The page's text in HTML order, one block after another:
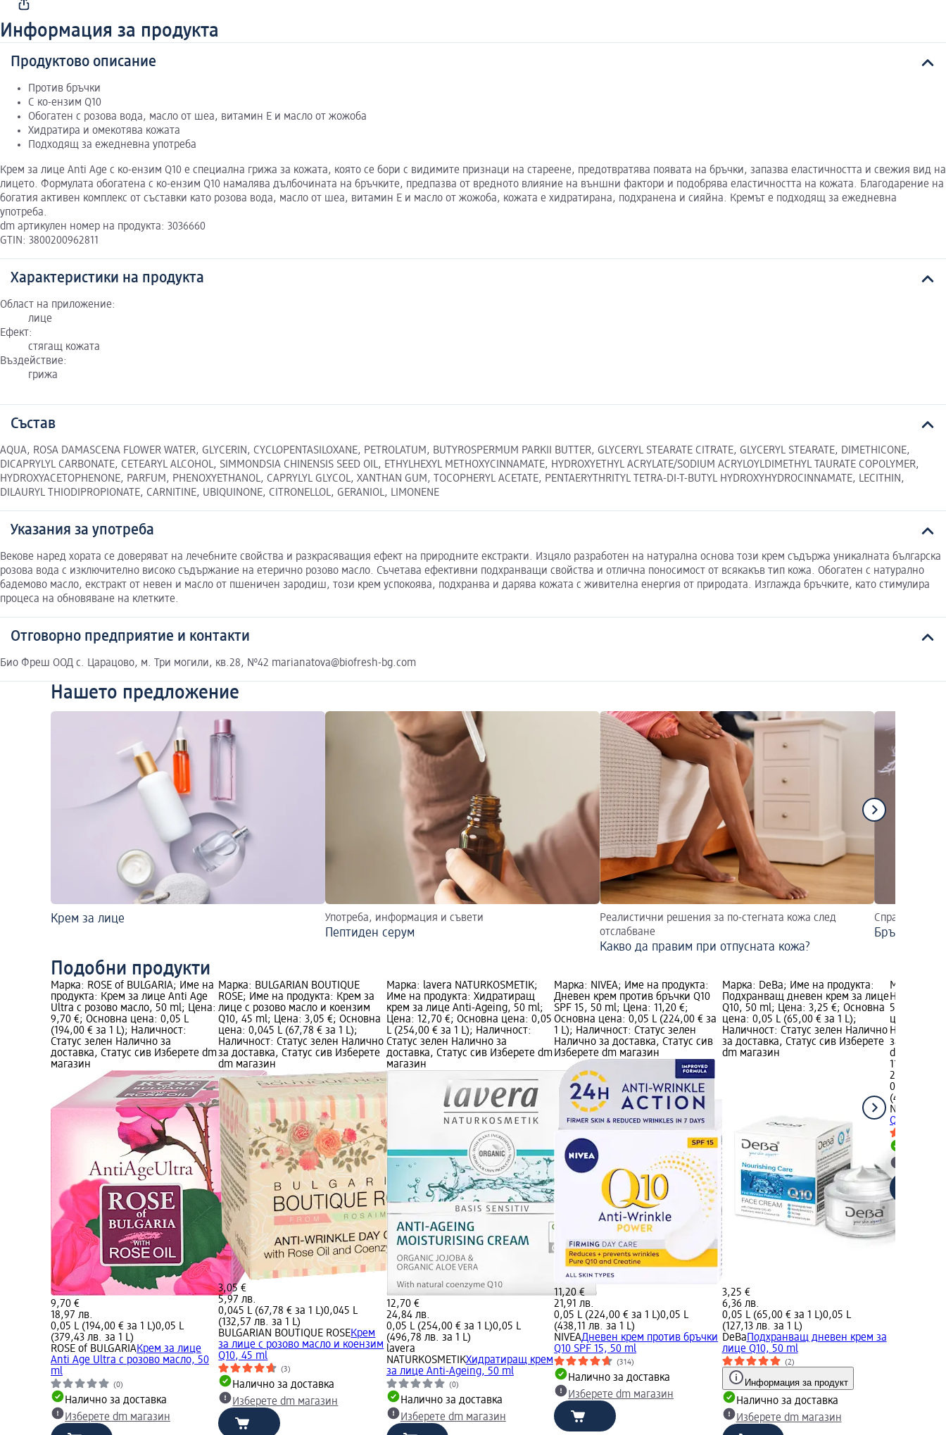
Информация за продукта
Продуктово описание
Против бръчки
С ко-ензим Q10
Обогатен с розова вода, масло от шеа, витамин Е и масло от жожоба
Хидратира и омекотява кожата
Подходящ за ежедневна употреба
Крем за лице Anti Age с ко-ензим Q10 е специална грижа за кожата, която се бори с видимите признаци на стареене, предотвратява появата на бръчки, запазва еластичността и свежия вид на
лицето. Формулата обогатена с ко-ензим Q10 намалява дълбочината на бръчките, предпазва от вредното влияние на външни фактори и подобрява еластичността на кожата. Благодарение на
богатия активен комплекс от съставки като розова вода, масло от шеа, витамин Е и масло от жожоба, кожата е хидратирана, подхранена и сияйна. Кремът е подходящ за ежедневна
употреба.
dm артикулен номер на продукта: 3036660
GTIN: 3800200962811
Характеристики на продукта
Област на приложение:
лице
Ефект:
стягащ кожата
Въздействие:
грижа
Състав
AQUA, ROSA DAMASCENA FLOWER WATER, GLYCERIN, CYCLOPENTASILOXANE, PETROLATUM, BUTYROSPERMUM PARKII BUTTER, GLYCERYL STEARATE CITRATE, GLYCERYL STEARATE, DIMETHICONE,
DICAPRYLYL CARBONATE, CETEARYL ALCOHOL, SIMMONDSIA CHINENSIS SEED OIL, ETHYLHEXYL METHOXYCINNAMATE, HYDROXYETHYL ACRYLATE/SODIUM ACRYLOYLDIMETHYL TAURATE COPOLYMER,
HYDROXYACETOPHENONE, PARFUM, PHENOXYETHANOL, CAPRYLYL GLYCOL, XANTHAN GUM, TOCOPHERYL ACETATE, PENTAERYTHRITYL TETRA-DI-T-BUTYL HYDROXYHYDROCINNAMATE, LECITHIN,
DILAURYL THIODIPROPIONATE, CARNITINE, UBIQUINONE, CITRONELLOL, GERANIOL, LIMONENE
Указания за употреба
Векове наред хората се доверяват на лечебните свойства и разкрасяващия ефект на природните екстракти. Изцяло разработен на натурална основа този крем съдържа уникалната българска
розова вода с изключително високо съдържание на етерично розово масло. Съчетава ефективни подхранващи свойства и отлична поносимост от всякакъв тип кожа. Обогатен с натурално
бадемово масло, екстракт от невен и масло от пшеничен зародиш, този крем успокоява, подхранва и дарява кожата с живителна енергия от природата. Изглажда бръчките, като стимулира
процеса на обновяване на клетките.
Отговорно предприятие и контакти
Био Фреш ООД с. Царацово, м. Три могили, кв.28, №42 marianatova@biofresh-bg.com
Нашето предложение
Крем за лице Употреба, информация и съвети
Пептиден серум
Реалистични решения за по-стегната кожа след
отслабване
Какво да правим при отпусната кожа?
Справете се с
Бръчки по
Подобни продукти
Марка: ROSE of BULGARIA; Име на
продукта: Крем за лице Anti Age
Ultra с розово масло, 50 ml; Цена:
9,70 €; Основна цена: 0,05 L
(194,00 € за 1 L); Наличност:
Статус зелен Налично за
доставка, Статус сив Изберете dm
магазин
9,70 €
18,97 лв.
0,05 L (194,00 € за 1 L)0,05 L
(379,43 лв. за 1 L)
ROSE of BULGARIAКрем за лице
Anti Age Ultra с розово масло, 50
ml
(0)
Налично за доставка
Изберете dm магазин
Марка: BULGARIAN BOUTIQUE
ROSE; Име на продукта: Крем за
лице с розово масло и коензим
Q10, 45 ml; Цена: 3,05 €; Основна
цена: 0,045 L (67,78 € за 1 L);
Наличност: Статус зелен Налично
за доставка, Статус сив Изберете
dm магазин
3,05 €
5,97 лв.
0,045 L (67,78 € за 1 L)0,045 L
(132,57 лв. за 1 L)
BULGARIAN BOUTIQUE ROSEКрем
за лице с розово масло и коензим
Q10, 45 ml
(3)
Налично за доставка
Изберете dm магазин
Марка: lavera NATURKOSMETIK;
Име на продукта: Хидратиращ
крем за лице Anti-Ageing, 50 ml;
Цена: 12,70 €; Основна цена: 0,05
L (254,00 € за 1 L); Наличност:
Статус зелен Налично за
доставка, Статус сив Изберете dm
магазин
12,70 €
24,84 лв.
0,05 L (254,00 € за 1 L)0,05 L
(496,78 лв. за 1 L)
lavera
NATURKOSMETIKХидратиращ крем
за лице Anti-Ageing, 50 ml
(0)
Налично за доставка
Изберете dm магазин
Марка: NIVEA; Име на продукта:
Дневен крем против бръчки Q10
SPF 15, 50 ml; Цена: 11,20 €;
Основна цена: 0,05 L (224,00 € за
1 L); Наличност: Статус зелен
Налично за доставка, Статус сив
Изберете dm магазин
11,20 €
21,91 лв.
0,05 L (224,00 € за 1 L)0,05 L
(438,11 лв. за 1 L)
NIVEAДневен крем против бръчки
Q10 SPF 15, 50 ml
(314)
Налично за доставка
Изберете dm магазин
Марка: DeBa; Име на продукта:
Подхранващ дневен крем за лице
Q10, 50 ml; Цена: 3,25 €; Основна
цена: 0,05 L (65,00 € за 1 L);
Наличност: Статус зелен Налично
за доставка, Статус сив Изберете
dm магазин
3,25 €
6,36 лв.
0,05 L (65,00 € за 1 L)0,05 L
(127,13 лв. за 1 L)
DeBaПодхранващ дневен крем за
лице Q10, 50 ml
(2)
Информация за продукт
Налично за доставка
Изберете dm магазин
Марка:
Нощен
50 ml;
цена: 0,05
за
dm
11,20 €
21,91 лв.
0,05 L
(438,11 лв.
NIVEA
Q10, 50 ml